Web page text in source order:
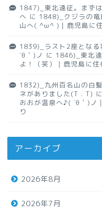
1847)_東北遠征。まず
へ に 1848)_クジラの
山へ( ^ω^ )｜鹿児島に
1839)_ラスト2座とな
´θ｀)ノ に 1846)_東北
よ！（笑）｜鹿児島に
1832)_九州百名山の白
ネがありました(T . T) に
おおが温泉へ♪( ´θ｀)ノ
り
アーカイブ
2026年8月
2026年7月